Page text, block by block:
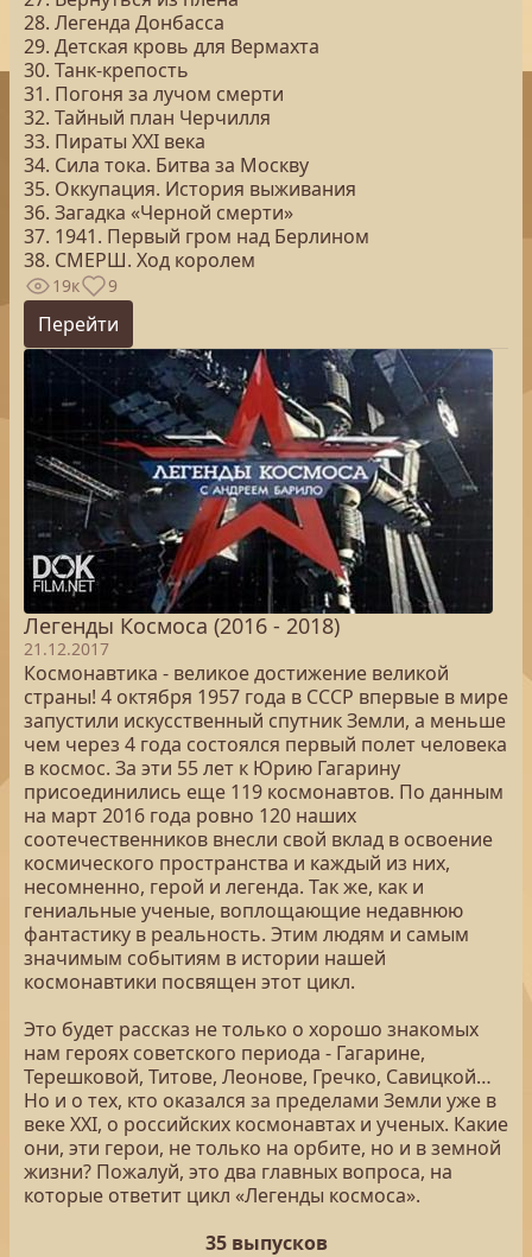
28. Легенда Донбасса
29. Детская кровь для Вермахта
30. Танк-крепость
31. Погоня за лучом смерти
32. Тайный план Черчилля
33. Пираты ХХI века
34. Сила тока. Битва за Москву
35. Оккупация. История выживания
36. Загадка «Черной смерти»
37. 1941. Первый гром над Берлином
38. СМЕРШ. Ход королем
19к 9
Перейти
Легенды Космоса (2016 - 2018)
21.12.2017
Космонавтика - великое достижение великой
страны! 4 октября 1957 года в СССР впервые в мире
запустили искусственный спутник Земли, а меньше
чем через 4 года состоялся первый полет человека
в космос. За эти 55 лет к Юрию Гагарину
присоединились еще 119 космонавтов. По данным
на март 2016 года ровно 120 наших
соотечественников внесли свой вклад в освоение
космического пространства и каждый из них,
несомненно, герой и легенда. Так же, как и
гениальные ученые, воплощающие недавнюю
фантастику в реальность. Этим людям и самым
значимым событиям в истории нашей
космонавтики посвящен этот цикл.
Это будет рассказ не только о хорошо знакомых
нам героях советского периода - Гагарине,
Терешковой, Титове, Леонове, Гречко, Савицкой…
Но и о тех, кто оказался за пределами Земли уже в
веке XXI, о российских космонавтах и ученых. Какие
они, эти герои, не только на орбите, но и в земной
жизни? Пожалуй, это два главных вопроса, на
которые ответит цикл «Легенды космоса».
35 выпусков